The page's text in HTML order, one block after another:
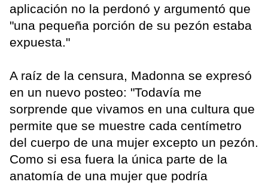
aplicación no la perdonó y argumentó que
"una pequeña porción de su pezón estaba
expuesta."
A raíz de la censura, Madonna se expresó
en un nuevo posteo: "Todavía me
sorprende que vivamos en una cultura que
permite que se muestre cada centímetro
del cuerpo de una mujer excepto un pezón.
Como si esa fuera la única parte de la
anatomía de una mujer que podría